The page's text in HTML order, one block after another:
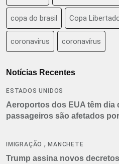
copa do brasil Copa
coronavirus coronavírus
Notícias Recentes
ESTADOS UNIDOS
Aeroportos dos EUA têm dia
passageiros são afetados
IMIGRAÇÃO ,MANCHETE
Trump assina novos